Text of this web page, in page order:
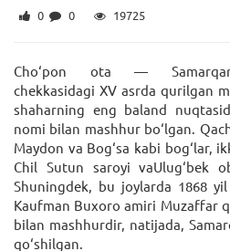
0 0 19725
Cho‘pon ota —
chekkasidagi XV asrda qurilgan
shaharning eng baland
nomi bilan mashhur bo‘lgan.
Maydon va Bog‘sa kabi bog‘lar,
Chil Sutun saroyi vaUlug‘bek
Shuningdek, bu joylarda 1868
Kaufman Buxoro amiri Muzaffar
bilan mashhurdir, natijada,
qo‘shilgan.